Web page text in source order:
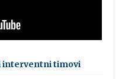
interventni timovi